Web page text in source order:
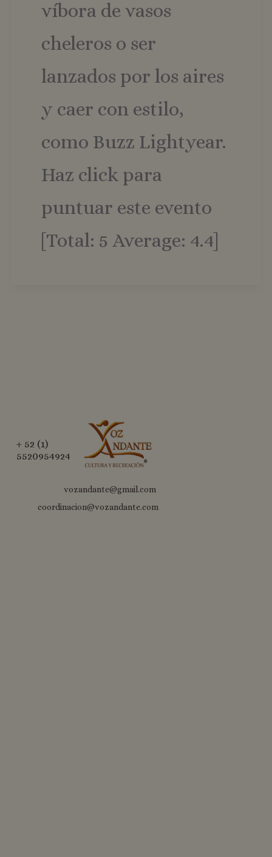
víbora de vasos
cheleros o ser
lanzados por los aires
y caer con estilo,
como Buzz Lightyear.
Haz click para
puntuar este evento
[Total: 5 Average: 4.4]
+ 52 (1)
5520954924
vozandante@gmail.com
coordinacion@vozandante.com